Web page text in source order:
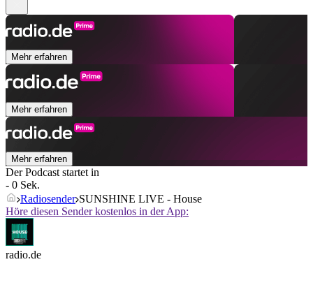
Mehr erfahren
Mehr erfahren
Mehr erfahren
Der Podcast startet in
- 0 Sek.
Radiosender SUNSHINE LIVE - House
Höre diesen Sender kostenlos in der App:
radio.de